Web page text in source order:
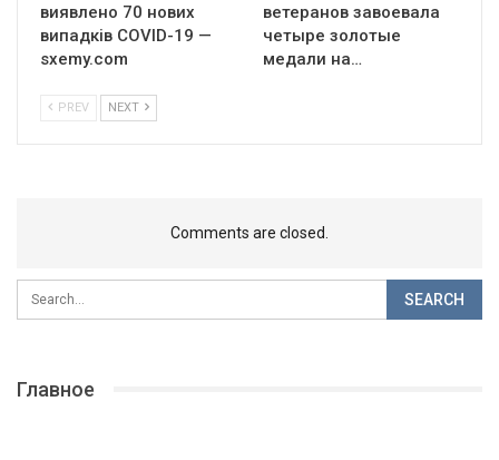
виявлено 70 нових
випадків COVID-19 —
sxemy.com
ветеранов завоевала
четыре золотые
медали на…
PREV NEXT
Comments are closed.
Главное